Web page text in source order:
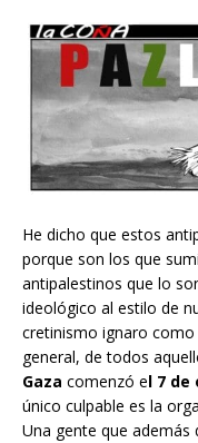
He dicho que estos
porque son los que
antipalestinos que lo
ideológico al estilo de
cretinismo ignaro como
general, de todos
Gaza comenzó el 7 de
único culpable es la
Una gente que además